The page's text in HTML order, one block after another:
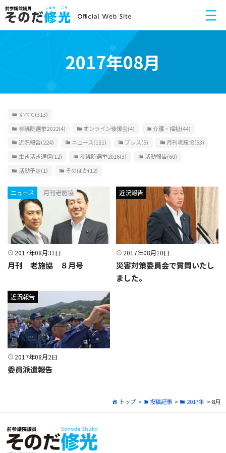
2017年08月
すべて(313)
参議院選挙2022(4) オンライン後援会(4) 介護・福祉(44)
近況報告(224) ニュース(151) プレス(5) 月刊老施協(53)
生き活き通信(12) 参議院選挙2016(3) 活動報告(60)
活動予定(1) そのほか(12)
2017年08月31日
月刊 老施協 ８月号
ニュース 月刊老施協
2017年08月10日
災害対策委員会で質問いたし
ました。
近況報告
2017年08月2日
委員派遣報告
近況報告
トップ > 投稿記事 > 2017年 > 8月